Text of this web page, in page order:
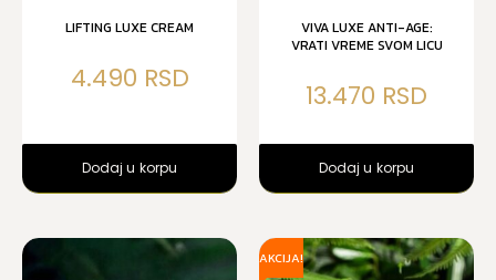
LIFTING LUXE CREAM
4.490
Dodaj u korpu
VIVA LUXE ANTI-AGE:
VRATI VREME SVOM LICU
13.470
Dodaj u korpu
AKCIJA!